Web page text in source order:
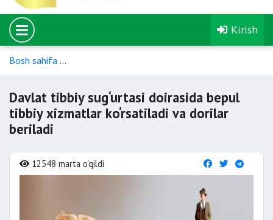
Kirish
Bosh sahifa
Davlat tibbiy sug‘urtasi doirasida bepul
tibbiy xizmatlar ko‘rsatiladi va dorilar
beriladi
12548 marta o'qildi